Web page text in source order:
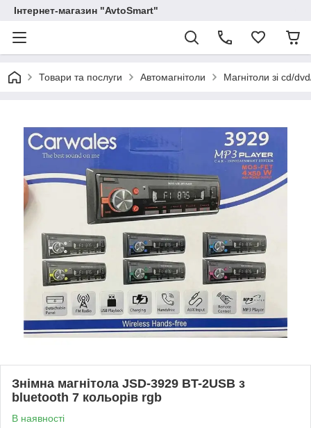
Інтернет-магазин "AvtoSmart"
Товари та послуги Автомагнітоли Магнітоли зі cd/
Знімна магнітола JSD-3929 BT-2USB з
bluetooth 7 кольорів rgb
В наявності